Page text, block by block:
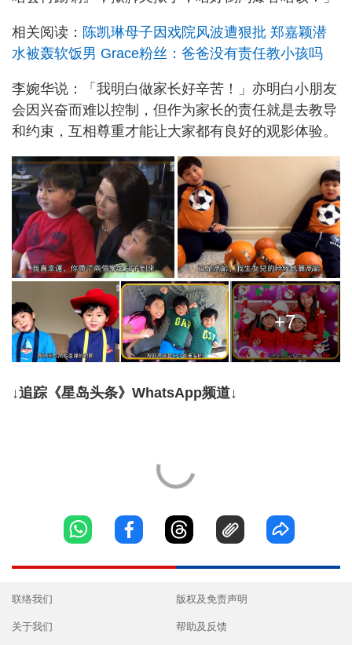
相关阅读： 陈凯琳母子因戏院风波遭狠批 郑嘉颖潜
水被轰软饭男 Grace粉丝：爸爸没有责任教小孩吗
李婉华说：「我明白做家长好辛苦！」亦明白小朋友
会因兴奋而难以控制，但作为家长的责任就是去教导
和约束，互相尊重才能让大家都有良好的观影体验。
+7
↓追踪《星岛头条》WhatsApp频道↓
联络我们
关于我们
版权及免责声明
帮助及反馈